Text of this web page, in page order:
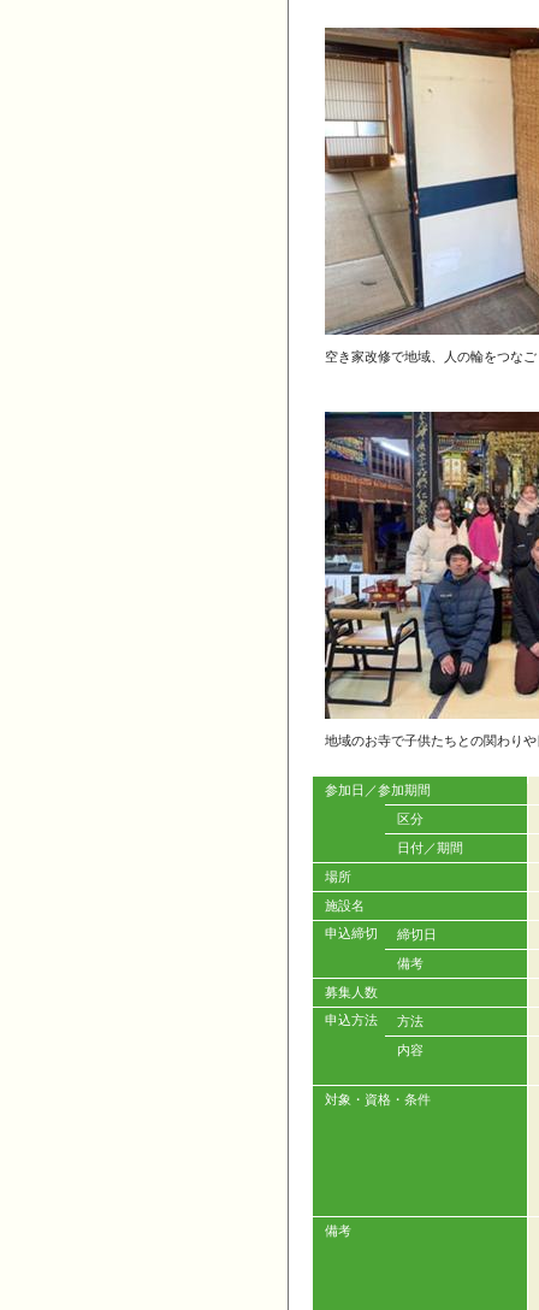
空き家改修で地域、人の輪をつな
地域のお寺で子供たちとの関わり
参加日／参加期間
区分
日付／期間
場所
施設名
申込締切
締切日
備考
募集人数
申込方法
方法
内容
対象・資格・条件
備考